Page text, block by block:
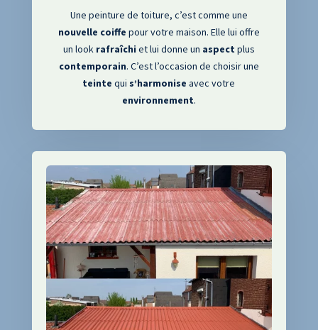
Une peinture de toiture, c’est comme une
nouvelle coiffe pour votre maison. Elle lui offre
un look rafraîchi et lui donne un aspect plus
contemporain. C’est l’occasion de choisir une
teinte qui s’harmonise avec votre
environnement.